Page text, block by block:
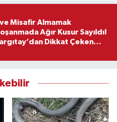
Misafir Almamak
Ağır Kusur Sayıldı!
Dikkat Çeken